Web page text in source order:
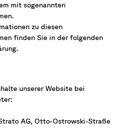
mit sogenannten
zu diesen
finden Sie in der folgenden
unserer Website bei
AG, Otto-Ostrowski-Straße